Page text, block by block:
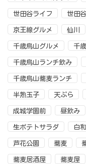
世田谷ライフ 世田
京王線グルメ 仙川
千歳烏山グルメ 千
千歳烏山ランチ飲み
千歳烏山蕎麦ランチ
半熟玉子 天ぷら
成城学園前 昼飲み
生ポテトサラダ 白
芦花公園 蕎麦
蕎麦居酒屋 蕎麦屋